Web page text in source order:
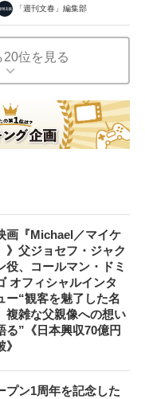
「週刊文春」編集部
20位を見る
画『Michael／マイケ
》父ジョセフ・ジャク
役、コールマン・ドミ
オフィシャルインタ
ー“観客を魅了した名
複雑な父親像への想い
る”《日本興収70億円
》
プン1周年を記念した